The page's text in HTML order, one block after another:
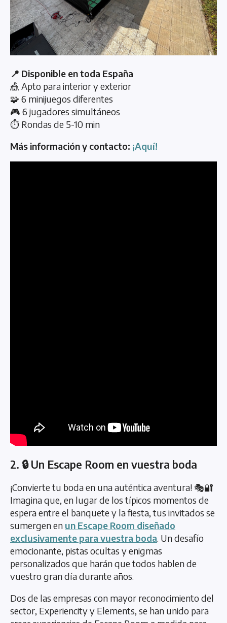
📍 Disponible en toda España
🎪 Apto para interior y exterior
🧩 6 minijuegos diferentes
🎮 6 jugadores simultáneos
⏱️ Rondas de 5-10 min
Más información y contacto: ¡Aquí!
2. 🔒 Un Escape Room en vuestra boda
¡Convierte tu boda en una auténtica aventura! 🎭🔐
Imagina que, en lugar de los típicos momentos de
espera entre el banquete y la fiesta, tus invitados se
sumergen en un Escape Room diseñado
exclusivamente para vuestra boda. Un desafío
emocionante, pistas ocultas y enigmas
personalizados que harán que todos hablen de
vuestro gran día durante años.
Dos de las empresas con mayor reconocimiento del
sector, Experiencity y Elements, se han unido para